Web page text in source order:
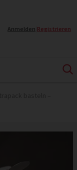
Anmelden Registrieren